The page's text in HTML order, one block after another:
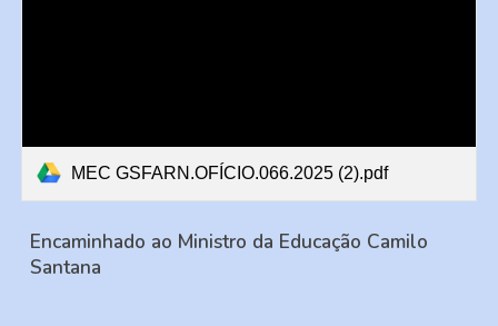
MEC GSFARN.OFÍCIO.066.2025 (2).pdf
Encaminhado ao Ministro da Educação Camilo
Santana